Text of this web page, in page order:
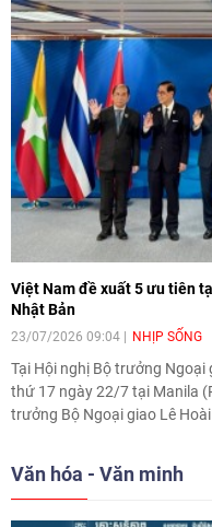
Việt Nam đề xuất 5 ưu tiên
Nhật Bản
23/07/2026 09:04 NHỊP SỐNG
Tại Hội nghị Bộ trưởng Ngoại
thứ 17 ngày 22/7 tại Manila
trưởng Bộ Ngoại giao Lê
mạng
Văn hóa - Văn minh